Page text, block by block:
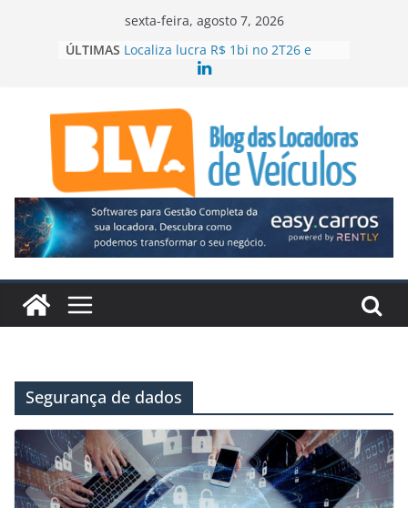
sexta-feira, agosto 7, 2026
ÚLTIMAS Localiza lucra R$ 1bi no 2T26 e
acelera crescimento
ampliar locação de veículos
ABLA contrata executiva para o RJ e
ES
Mercado aquecido leva Localiza
Seminovos Caminhões ao Sul
Quando o site da locadora passa a
vender
Segurança de dados